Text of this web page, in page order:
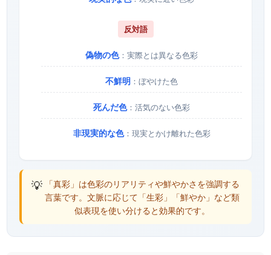
反対語
偽物の色：実際とは異なる色彩
不鮮明 ：ぼやけた色
死んだ色：活気のない色彩
非現実的な色：現実とかけ離れた色彩
💡 「真彩」は色彩のリアリティや鮮やかさを強調する
言葉です。文脈に応じて「生彩」「鮮やか」など類
似表現を使い分けると効果的です。